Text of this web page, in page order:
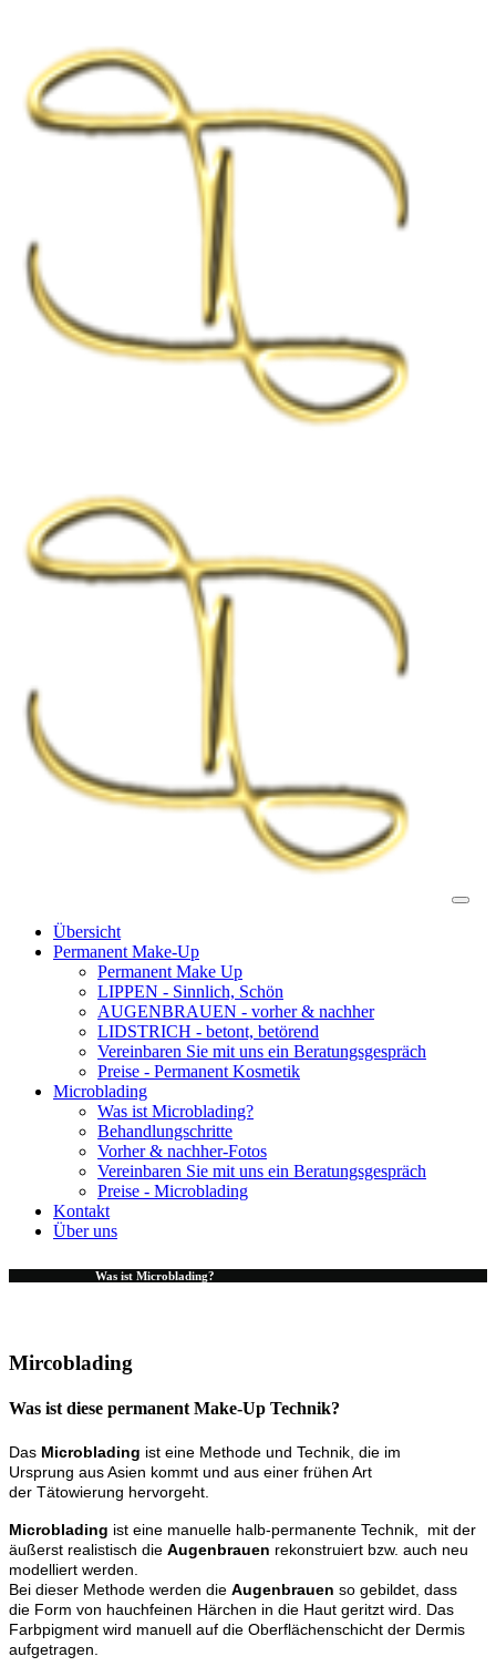
springen
Übersicht
Permanent Make-Up
Permanent Make Up
LIPPEN - Sinnlich, Schön
AUGENBRAUEN - vorher & nachher
LIDSTRICH - betont, betörend
Vereinbaren Sie mit uns ein Beratungsgespräch
Preise - Permanent Kosmetik
Microblading
Was ist Microblading?
Behandlungschritte
Vorher & nachher-Fotos
Vereinbaren Sie mit uns ein Beratungsgespräch
Preise - Microblading
Kontakt
Über uns
Was ist Microblading?
Mircoblading
Was ist diese permanent Make-Up Technik?
Das Microblading ist eine Methode und Technik, die im
Ursprung aus Asien kommt und aus einer frühen Art
der Tätowierung hervorgeht.
Microblading ist eine manuelle halb-permanente Technik, mit der
äußerst realistisch die Augenbrauen rekonstruiert bzw. auch neu
modelliert werden.
Bei dieser Methode werden die Augenbrauen so gebildet, dass
die Form von hauchfeinen Härchen in die Haut geritzt wird. Das
Farbpigment wird manuell auf die Oberflächenschicht der Dermis
aufgetragen.